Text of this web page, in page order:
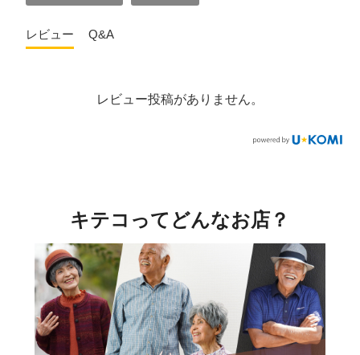
レビュー Q&A
レビュー投稿がありません。
キテコってどんなお店？